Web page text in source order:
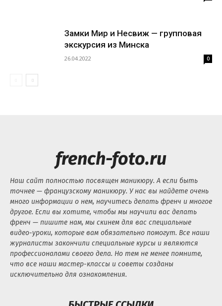
Замки Мир и Несвиж — групповая
экскурсия из Минска
26.04.2022 0
french-foto.ru
Наш сайт полностью посвящен маникюру. А если быть
точнее — французскому маникюру. У нас вы найдете очень
много информации о нем, научитесь делать френч и многое
другое. Если вы хотите, чтобы мы научили вас делать
френч — пишите нам, мы скинем для вас специальные
видео-уроки, которые вам обязательно помогут. Все наши
журналисты закончили специальные курсы и являются
профессионалами своего дела. Но тем не менее помните,
что все наши мастер-классы и советы созданы
исключительно для ознакомления.